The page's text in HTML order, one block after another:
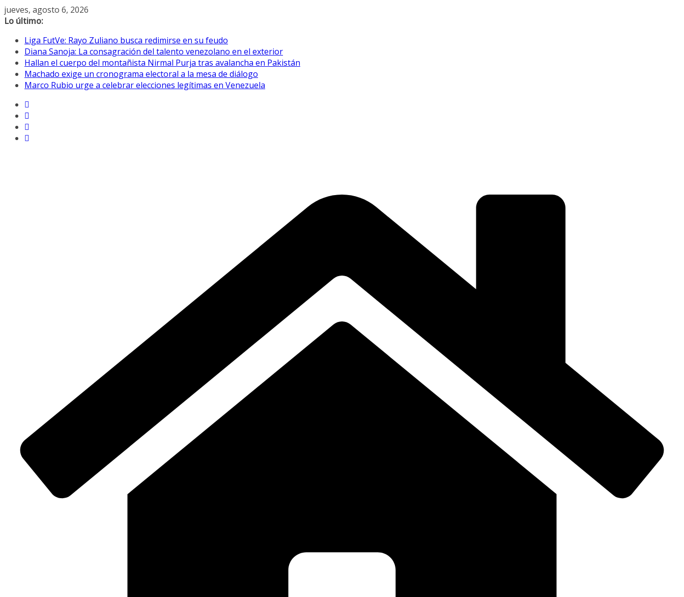
Saltar
al
jueves, agosto 6, 2026
Lo último:
Liga FutVe: Rayo Zuliano busca redimirse en su feudo
Diana Sanoja: La consagración del talento venezolano en el exterior
Hallan el cuerpo del montañista Nirmal Purja tras avalancha en Pakistán
Machado exige un cronograma electoral a la mesa de diálogo
Marco Rubio urge a celebrar elecciones legítimas en Venezuela